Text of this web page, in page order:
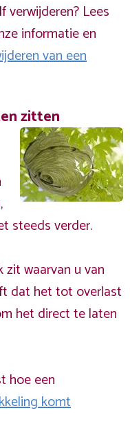
Lees
informatie en
van een
zitten
steeds verder.
waarvan u van
dat het tot overlast
het direct te laten
hoe een
komt